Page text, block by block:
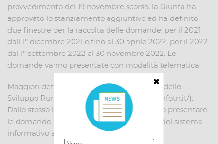
provvedimento del 19 novembre scorso, la Giunta ha
approvato lo stanziamento aggiuntivo ed ha definito
due finestre per la raccolta delle domande: per il 2021
dall'1° dicembre 2021 e fino al 30 aprile 2022, per il 2022
dal 1° settembre 2022 al 30 novembre 2022. Le
domande vanno presentate con modalità telematica.
Maggiori dettagli sono recuperabili dal sito dello
Sviluppo Rurale della Provincia (https://srt.infotn.it/).
Dallo stesso indirizzo telematico si potranno presentare
le domande, mediante l’accesso al portale del sistema
informativo agricolo provinciale.